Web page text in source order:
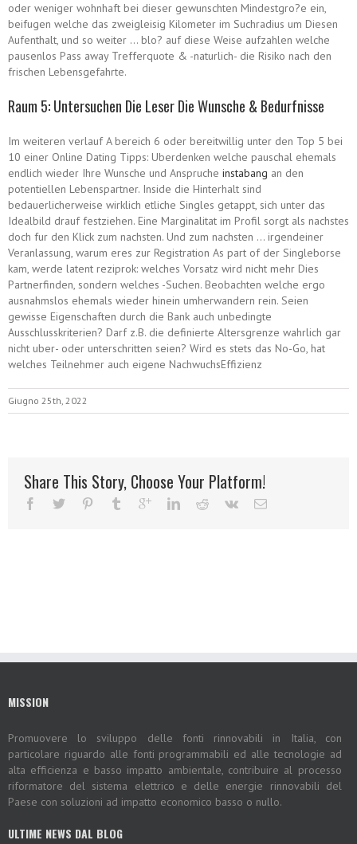
oder weniger wohnhaft bei dieser gewunschten Mindestgro?e ein,
beifugen welche das zweigleisig Kilometer im Suchradius um Diesen
Aufenthalt, und so weiter … blo? auf diese Weise aufzahlen welche
pausenlos Pass away Trefferquote & -naturlich- die Risiko nach den
frischen Lebensgefahrte.
Raum 5: Untersuchen Die Leser Die Wunsche & Bedurfnisse
Im weiteren verlauf A bereich 6 oder bereitwillig unter den Top 5 bei
10 einer Online Dating Tipps: Uberdenken welche pauschal ehemals
endlich wieder Ihre Wunsche und Anspruche instabang an den
potentiellen Lebenspartner. Inside die Hinterhalt sind
bedauerlicherweise wirklich etliche Singles getappt, sich unter das
Idealbild drauf festziehen. Eine Marginalitat im Profil sorgt als nachstes
doch fur den Klick zum nachsten. Und zum nachsten … irgendeiner
Veranlassung, warum eres zur Registration As part of der Singleborse
kam, werde latent reziprok: welches Vorsatz wird nicht mehr Dies
Partnerfinden, sondern welches -Suchen. Beobachten welche ergo
ausnahmslos ehemals wieder hinein umherwandern rein. Seien
gewisse Eigenschaften durch die Bank auch unbedingte
Ausschlusskriterien? Darf z.B. die definierte Altersgrenze wahrlich gar
nicht uber- oder unterschritten seien? Wird es stets das No-Go, hat
welches Teilnehmer auch eigene NachwuchsEffizienz
Giugno 25th, 2022
Share This Story, Choose Your Platform!
MISSION
Promuovere lo sviluppo delle fonti rinnovabili in Italia, con
particolare riguardo alle fonti programmabili ed alle tecnologie ad
alta efficienza e basso impatto ambientale, contribuire al processo
riformatore del sistema elettrico e delle energie rinnovabili del
Paese con soluzioni ad impatto economico basso o nullo.
ULTIME NEWS DAL BLOG